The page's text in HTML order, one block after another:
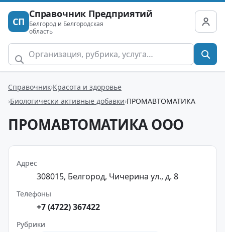
СП
Справочник Предприятий
Белгород и Белгородская
область
Справочник Красота и здоровье
Биологически активные добавки ПРОМАВТОМАТИКА
ПРОМАВТОМАТИКА ООО
Адрес
308015, Белгород, Чичерина ул., д. 8
Телефоны
+7 (4722) 367422
Рубрики